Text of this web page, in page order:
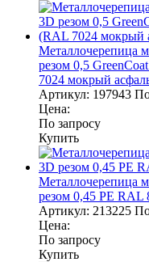
Металлочерепица
резом 0,5
7024 мокрый
Артикул: 197943
Цена:
По запросу
Купить
Металлочерепица
резом 0,45 PE RAL
Артикул: 213225
Цена:
По запросу
Купить